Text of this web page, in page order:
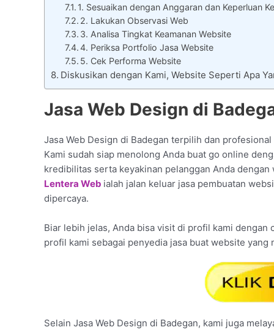
1. Sesuaikan dengan Anggaran dan Keperluan
2. Lakukan Observasi Web
3. Analisa Tingkat Keamanan Website
4. Periksa Portfolio Jasa Website
5. Cek Performa Website
Diskusikan dengan Kami, Website Seperti Apa
Jasa Web Design di
Jasa Web Design di Badegan terpilih dan
Kami sudah siap menolong Anda buat go online
kredibilitas serta keyakinan pelanggan Anda dengan
Lentera Web ialah jalan keluar jasa pembuatan
dipercaya.
Biar lebih jelas, Anda bisa visit di profil kami dengan
profil kami sebagai penyedia jasa buat website
Selain Jasa Web Design di Badegan, kami juga